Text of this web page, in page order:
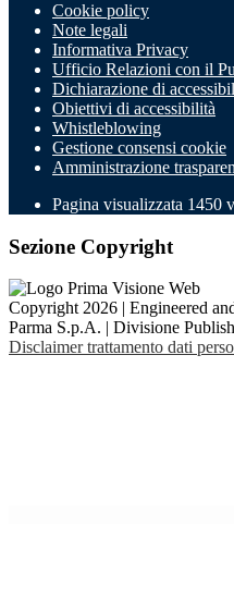
Cookie policy
Note legali
Informativa Privacy
Ufficio Relazioni con il
Dichiarazione di
Obiettivi di accessibilità
Whistleblowing
Gestione consensi cookie
Amministrazione
Pagina visualizzata 1450
Sezione Copyright
Copyright 2026 | Engineered
Parma S.p.A. | Divisione
Disclaimer trattamento dati